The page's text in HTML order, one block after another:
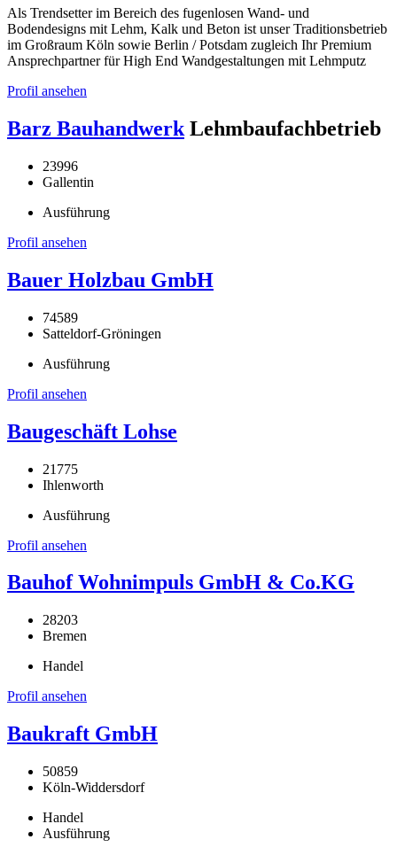
Als Trendsetter im Bereich des fugenlosen Wand- und
Bodendesigns mit Lehm, Kalk und Beton ist unser Traditionsbetrieb
im Großraum Köln sowie Berlin / Potsdam zugleich Ihr Premium
Ansprechpartner für High End Wandgestaltungen mit Lehmputz
Profil ansehen
Barz Bauhandwerk Lehmbaufachbetrieb
23996
Gallentin
Ausführung
Profil ansehen
Bauer Holzbau GmbH
74589
Satteldorf-Gröningen
Ausführung
Profil ansehen
Baugeschäft Lohse
21775
Ihlenworth
Ausführung
Profil ansehen
Bauhof Wohnimpuls GmbH & Co.KG
28203
Bremen
Handel
Profil ansehen
Baukraft GmbH
50859
Köln-Widdersdorf
Handel
Ausführung